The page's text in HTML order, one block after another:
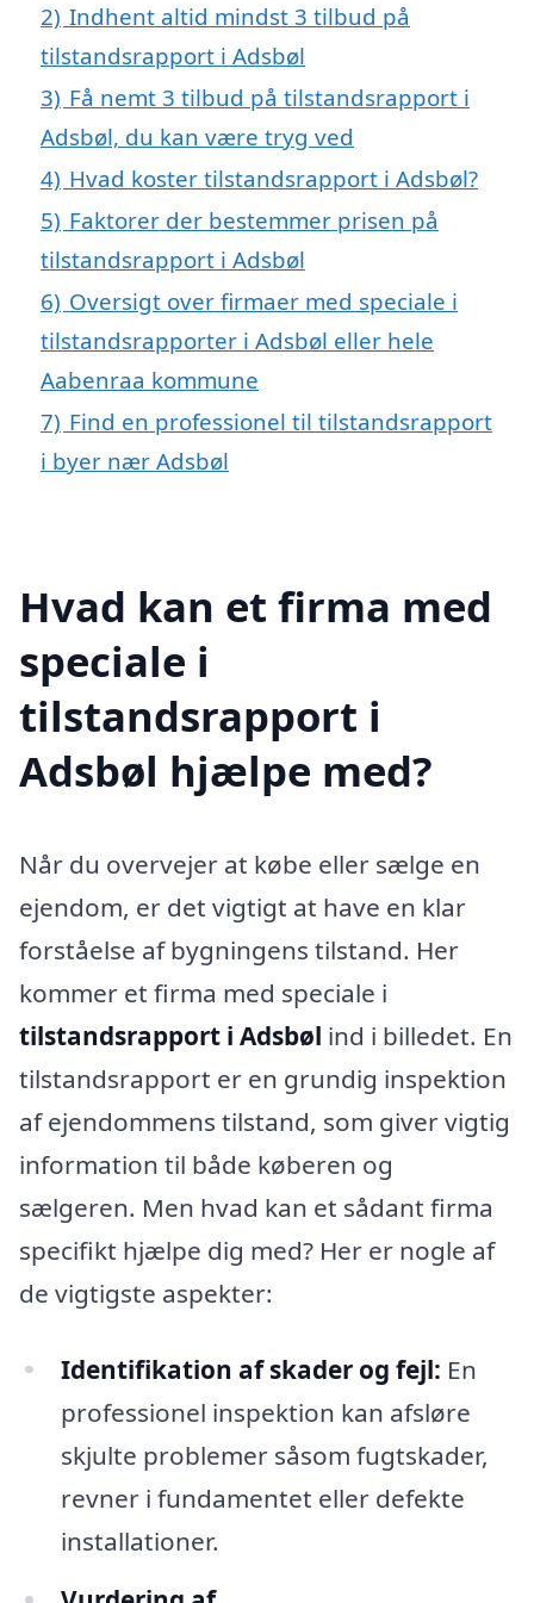
2) Indhent altid mindst 3 tilbud på
tilstandsrapport i Adsbøl
3) Få nemt 3 tilbud på tilstandsrapport i
Adsbøl, du kan være tryg ved
4) Hvad koster tilstandsrapport i Adsbøl?
5) Faktorer der bestemmer prisen på
tilstandsrapport i Adsbøl
6) Oversigt over firmaer med speciale i
tilstandsrapporter i Adsbøl eller hele
Aabenraa kommune
7) Find en professionel til tilstandsrapport
i byer nær Adsbøl
Hvad kan et firma med
speciale i
tilstandsrapport i
Adsbøl hjælpe med?
Når du overvejer at købe eller sælge en
ejendom, er det vigtigt at have en klar
forståelse af bygningens tilstand. Her
kommer et firma med speciale i
tilstandsrapport i Adsbøl ind i billedet. En
tilstandsrapport er en grundig inspektion
af ejendommens tilstand, som giver vigtig
information til både køberen og
sælgeren. Men hvad kan et sådant firma
specifikt hjælpe dig med? Her er nogle af
de vigtigste aspekter:
Identifikation af skader og fejl: En
professionel inspektion kan afsløre
skjulte problemer såsom fugtskader,
revner i fundamentet eller defekte
installationer.